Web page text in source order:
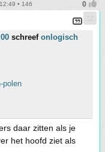
• 146
schreef onlogisch
polen
daar zitten als je
het hoofd ziet als